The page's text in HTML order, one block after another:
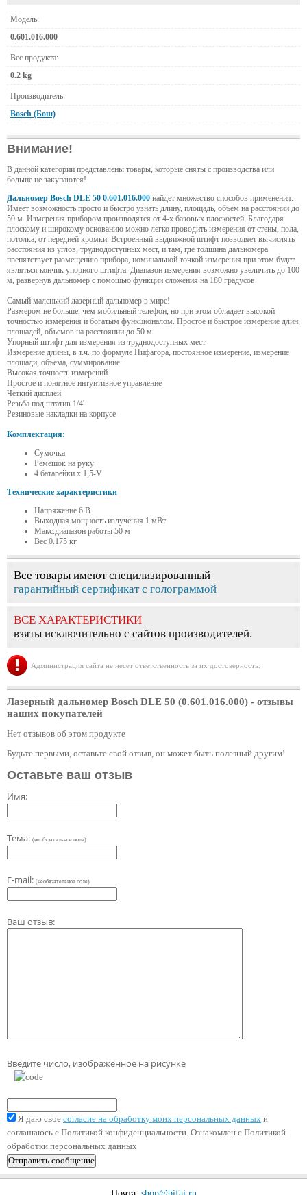
Модель:
0.601.016.000
Вес продукта:
0.2 kg
Производитель:
Bosch (Бош)
Внимание!
В данной категории представлены товары, которые сняты с производства или
больше не закупаются!
Дальномер Bosch DLE 50 0.601.016.000 найдет множество способов применения.
Имеет возможность просто и быстро узнать длину, площадь, объем на расстоянии до
50 м. Измерения прибором производятся от 4-х базовых плоскостей. Благодаря
плоскому и широкому основанию можно легко проводить измерения от стены, пола,
потолка, от передней кромки. Встроенный выдвижной штифт позволяет вычислять
расстояния из углов, труднодоступных мест, и там, где толщина дальномера
препятствует размещению прибора, номинальной точкой измерения при этом будет
являться кончик упорного штифта. Диапазон измерения возможно увеличить до 100
м, развернув дальномер с помощью функции сложения на 180 градусов.
Самый маленький лазерный дальномер в мире!
Размером не больше, чем мобильный телефон, но при этом обладает высокой
точностью измерения и богатым функционалом. Простое и быстрое измерение длин,
площадей, объемов на расстоянии до 50 м.
Упорный штифт для измерения из труднодоступных мест
Измерение длины, в т.ч. по формуле Пифагора, постоянное измерение, измерение
площади, объема, суммирование
Высокая точность измерений
Простое и понятное интуитивное управление
Четкий дисплей
Резьба под штатив 1/4'
Резиновые накладки на корпусе
Комплектация:
Сумочка
Ремешок на руку
4 батарейки x 1,5-V
Технические характеристики
Напряжение 6 В
Выходная мощность излучения 1 мВт
Макс.диапазон работы 50 м
Вес 0.175 кг
Все товары имеют специлизированный
гарантийный сертификат с голограммой
ВСЕ ХАРАКТЕРИСТИКИ
взяты исключительно с сайтов производителей.
Администрация сайта не несет ответственность за их достоверность.
Лазерный дальномер Bosch DLE 50 (0.601.016.000) - отзывы
наших покупателей
Нет отзывов об этом продукте
Будьте первыми, оставьте свой отзыв, он может быть полезный другим!
Оставьте ваш отзыв
Имя:
Тема: (необязательное поле)
E-mail: (необязательное поле)
Ваш отзыв:
Введите число, изображенное на рисунке
Я даю свое согласие на обработку моих персональных данных и
соглашаюсь с Политикой конфиденциальности. Ознакомлен с Политикой
обработки персональных данных